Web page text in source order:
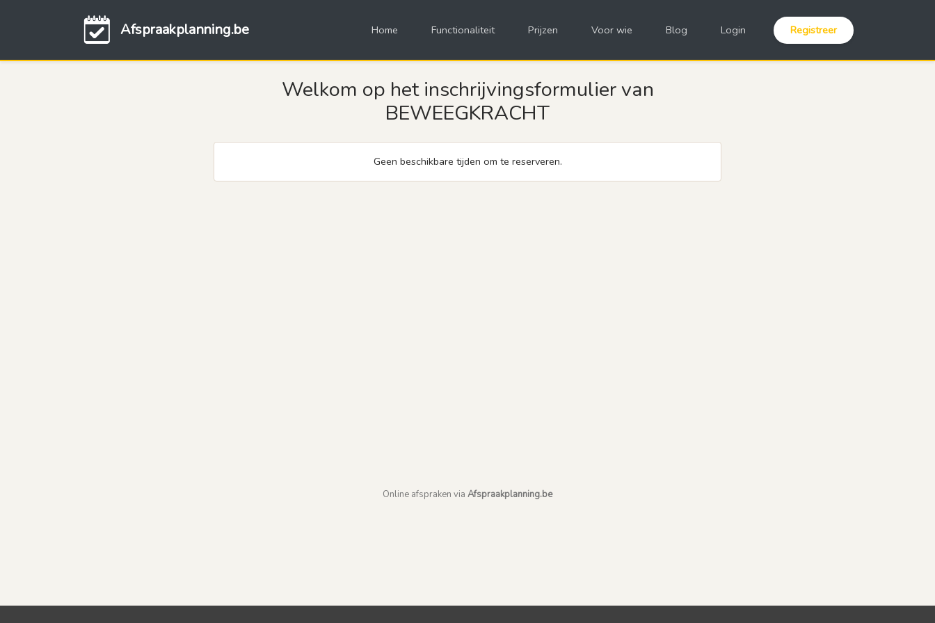
Afspraakplanning.be Home Functionaliteit Prijzen Voor wie Blog Login Registreer
Welkom op het inschrijvingsformulier van
BEWEEGKRACHT
Geen beschikbare tijden om te reserveren.
Online afspraken via Afspraakplanning.be